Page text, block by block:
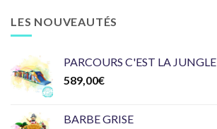
LES NOUVEAUTÉS
PARCOURS C'EST LA JUNGLE
589,00€
BARBE GRISE